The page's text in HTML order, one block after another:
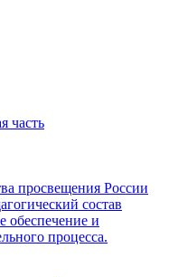
часть
просвещения России
состав
обеспечение и
процесса.